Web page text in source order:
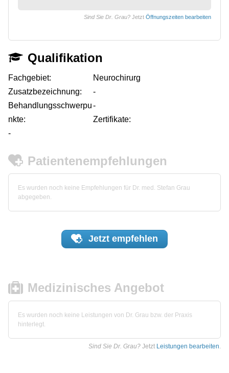
Sind Sie Dr. Grau? Jetzt Öffnungszeiten bearbeiten
Qualifikation
Fachgebiet:
Neurochirurg
Zusatzbezeichnung:
-
Behandlungsschwerpu
nkte:
-
Zertifikate:
-
Patientenempfehlungen
Es wurden noch keine Empfehlungen für Dr. med. Stefan Grau
abgegeben.
Jetzt empfehlen
Medizinisches Angebot
Es wurden noch keine Leistungen von Dr. Grau bzw. der Praxis
hinterlegt.
Sind Sie Dr. Grau? Jetzt Leistungen bearbeiten.